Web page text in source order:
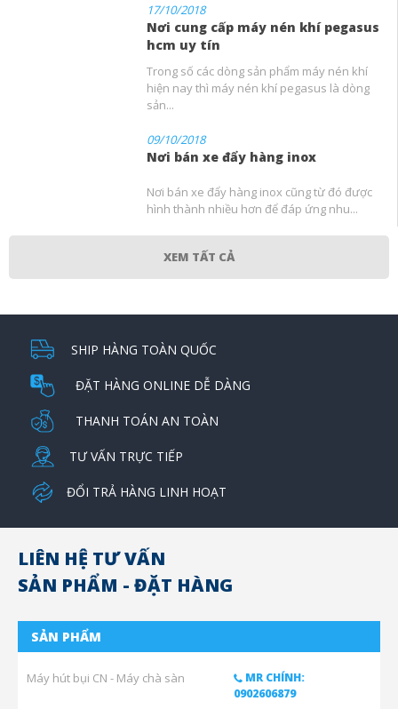
17/10/2018
Nơi cung cấp máy nén khí pegasus
hcm uy tín
Trong số các dòng sản phẩm máy nén khí
hiện nay thì máy nén khí pegasus là dòng
sản...
09/10/2018
Nơi bán xe đẩy hàng inox
Nơi bán xe đẩy hàng inox cũng từ đó được
hình thành nhiều hơn để đáp ứng nhu...
XEM TẤT CẢ
SHIP HÀNG TOÀN QUỐC
ĐẶT HÀNG ONLINE DỄ DÀNG
THANH TOÁN AN TOÀN
TƯ VẤN TRỰC TIẾP
ĐỔI TRẢ HÀNG LINH HOẠT
LIÊN HỆ TƯ VẤN
SẢN PHẨM - ĐẶT HÀNG
SẢN PHẨM
Máy hút bụi CN - Máy chà sàn
MR CHÍNH:
0902606879